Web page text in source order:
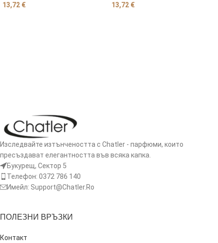
13,72 €
13,72 €
Изследвайте изтънчеността с Chatler - парфюми, които
пресъздават елегантността във всяка капка.
Букурещ, Сектор 5
Телефон: 0372 786 140
Имейл: Support@Chatler.Ro
ПОЛЕЗНИ ВРЪЗКИ
Контакт